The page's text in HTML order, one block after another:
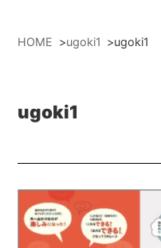
HOME >ugoki1 >ugoki1
ugoki1